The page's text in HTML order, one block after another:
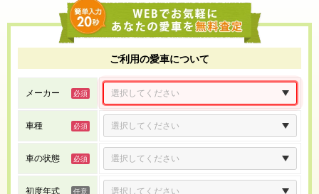
ご利用の愛車について
メーカー
車種
車の状態
初度年式